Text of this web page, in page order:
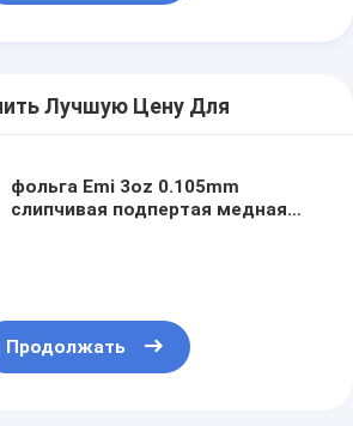
Лучшую Цену Для
фольга Emi 3oz 0.105mm
слипчивая подпертая медная
Продолжать